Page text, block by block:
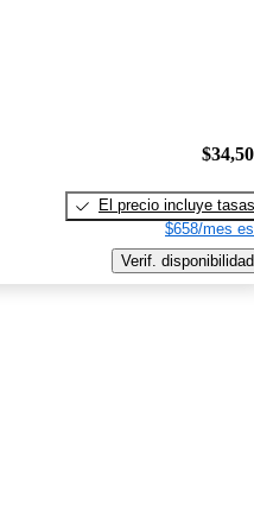
El precio incluye tasas
$658/mes
Verif. disponibilidad